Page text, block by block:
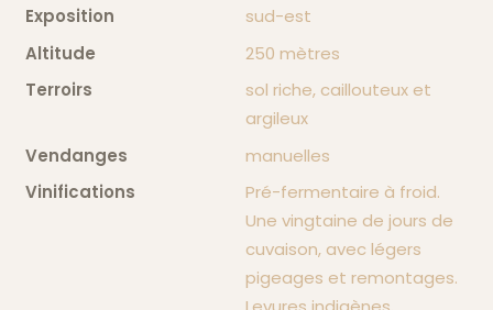
Nos vins
Nous contacter
Exposition
sud-est
Altitude
250 mètres
Terroirs
sol riche, caillouteux et
argileux
Vendanges
manuelles
Vinifications
Pré-fermentaire à froid.
Une vingtaine de jours de
cuvaison, avec légers
pigeages et remontages.